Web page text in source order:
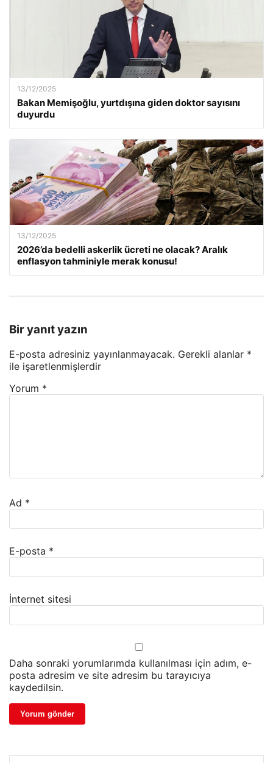
13/12/2025
Bakan Memişoğlu, yurtdışına giden doktor sayısını
duyurdu
13/12/2025
2026’da bedelli askerlik ücreti ne olacak? Aralık
enflasyon tahminiyle merak konusu!
Bir yanıt yazın
E-posta adresiniz yayınlanmayacak. Gerekli alanlar *
ile işaretlenmişlerdir
Yorum *
Ad *
E-posta *
İnternet sitesi
Daha sonraki yorumlarımda kullanılması için adım, e-
posta adresim ve site adresim bu tarayıcıya
kaydedilsin.